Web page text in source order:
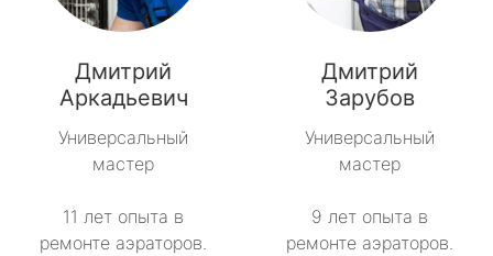
Дмитрий
Аркадьевич
Универсальный
мастер
11 лет опыта в
ремонте аэраторов.
Дмитрий
Зарубов
Универсальный
мастер
9 лет опыта в
ремонте аэраторов.